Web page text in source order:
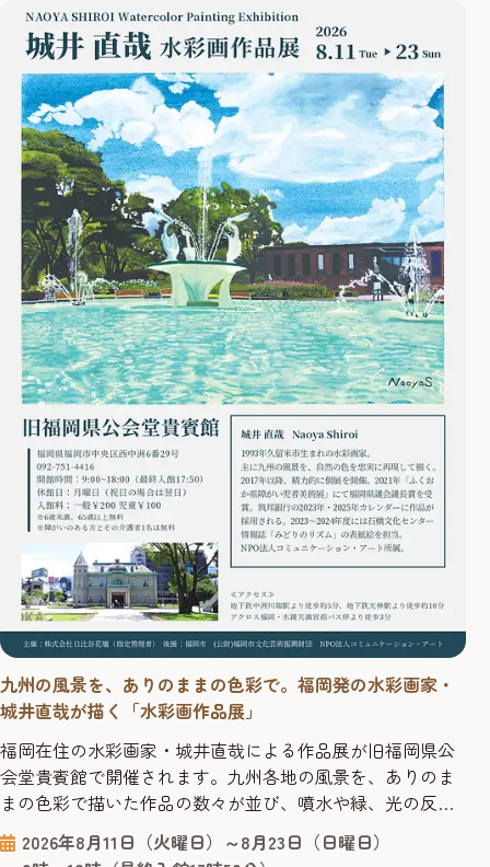
九州の風景を、ありのままの色彩で。福岡発の水彩画家・
城井直哉が描く「水彩画作品展」
福岡在住の水彩画家・城井直哉による作品展が旧福岡県公
会堂貴賓館で開催されます。九州各地の風景を、ありのま
まの色彩で描いた作品の数々が並び、噴水や緑、光の反射
まで丁寧に再現された絵からは、その土地の空気が感じら
れます。 今回の会場となる「旧福岡県公会堂貴賓館」は、
2026年8月11日（火曜日）～8月23日（日曜日）